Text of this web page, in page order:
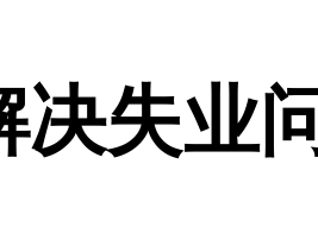
决失业